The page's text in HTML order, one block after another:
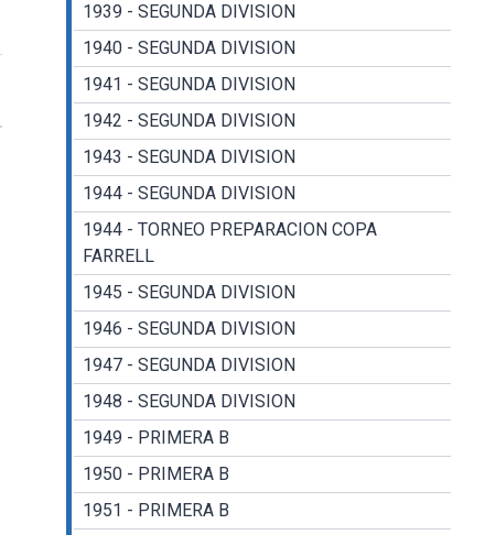
1939 - SEGUNDA DIVISION
1940 - SEGUNDA DIVISION
1941 - SEGUNDA DIVISION
1942 - SEGUNDA DIVISION
1943 - SEGUNDA DIVISION
1944 - SEGUNDA DIVISION
1944 - TORNEO PREPARACION COPA
FARRELL
1945 - SEGUNDA DIVISION
1946 - SEGUNDA DIVISION
1947 - SEGUNDA DIVISION
1948 - SEGUNDA DIVISION
1949 - PRIMERA B
1950 - PRIMERA B
1951 - PRIMERA B